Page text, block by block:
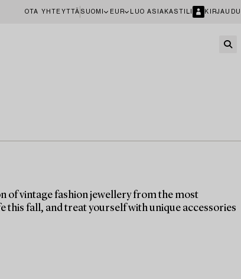
OTA YHTEYTTÄ SUOMI EUR LUO ASIAKASTILI KIRJAUDU
of vintage fashion jewellery from the most
this fall, and treat yourself with unique accessories